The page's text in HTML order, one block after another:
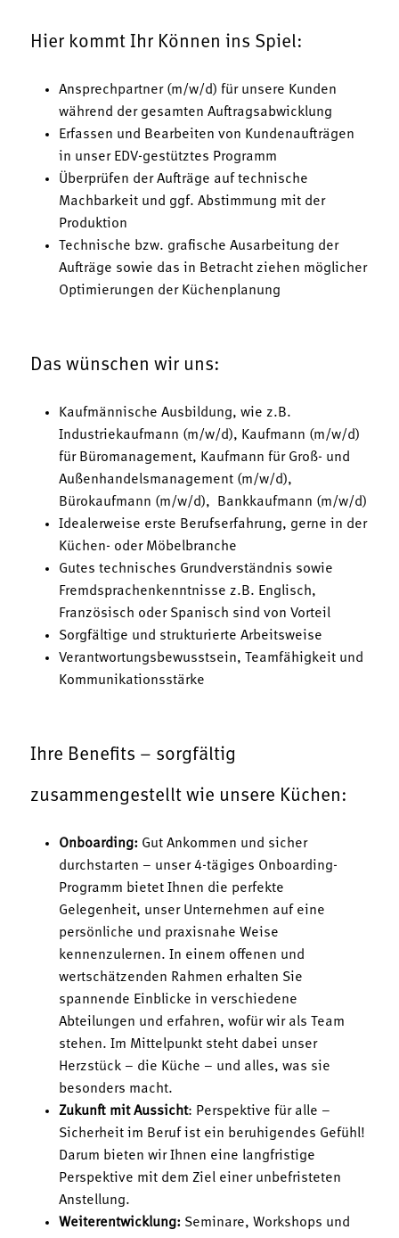
Hier kommt Ihr Können ins Spiel:
Ansprechpartner (m/w/d) für unsere Kunden
während der gesamten Auftragsabwicklung
Erfassen und Bearbeiten von Kundenaufträgen
in unser EDV-gestütztes Programm
Überprüfen der Aufträge auf technische
Machbarkeit und ggf. Abstimmung mit der
Produktion
Technische bzw. grafische Ausarbeitung der
Aufträge sowie das in Betracht ziehen möglicher
Optimierungen der Küchenplanung
Das wünschen wir uns:
Kaufmännische Ausbildung, wie z.B.
Industriekaufmann (m/w/d), Kaufmann (m/w/d)
für Büromanagement, Kaufmann für Groß- und
Außenhandelsmanagement (m/w/d),
Bürokaufmann (m/w/d), Bankkaufmann (m/w/d)
Idealerweise erste Berufserfahrung, gerne in der
Küchen- oder Möbelbranche
Gutes technisches Grundverständnis sowie
Fremdsprachenkenntnisse z.B. Englisch,
Französisch oder Spanisch sind von Vorteil
Sorgfältige und strukturierte Arbeitsweise
Verantwortungsbewusstsein, Teamfähigkeit und
Kommunikationsstärke
Ihre Benefits – sorgfältig
zusammengestellt wie unsere Küchen:
Onboarding: Gut Ankommen und sicher
durchstarten – unser 4-tägiges Onboarding-
Programm bietet Ihnen die perfekte
Gelegenheit, unser Unternehmen auf eine
persönliche und praxisnahe Weise
kennenzulernen. In einem offenen und
wertschätzenden Rahmen erhalten Sie
spannende Einblicke in verschiedene
Abteilungen und erfahren, wofür wir als Team
stehen. Im Mittelpunkt steht dabei unser
Herzstück – die Küche – und alles, was sie
besonders macht.
Zukunft mit Aussicht: Perspektive für alle –
Sicherheit im Beruf ist ein beruhigendes Gefühl!
Darum bieten wir Ihnen eine langfristige
Perspektive mit dem Ziel einer unbefristeten
Anstellung.
Weiterentwicklung: Seminare, Workshops und